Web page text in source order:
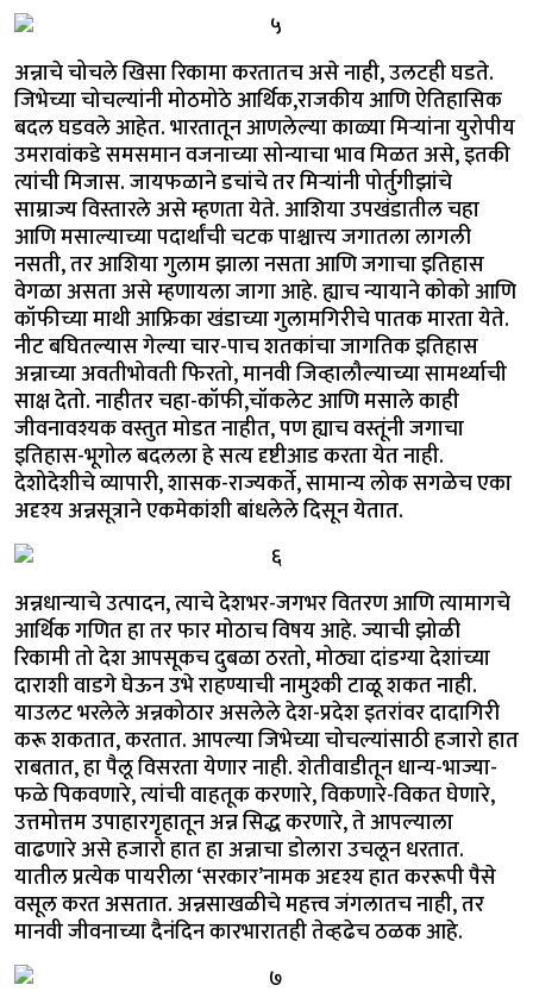
अन्नाचे चोचले खिसा रिकामा करतातच असे नाही, उलटही घडते.
जिभेच्या चोचल्यांनी मोठमोठे आर्थिक,राजकीय आणि ऐतिहासिक
बदल घडवले आहेत. भारतातून आणलेल्या काळ्या मिऱ्यांना युरोपीय
उमरावांकडे समसमान वजनाच्या सोन्याचा भाव मिळत असे, इतकी
त्यांची मिजास. जायफळाने डचांचे तर मिऱ्यांनी पोर्तुगीझांचे
साम्राज्य विस्तारले असे म्हणता येते. आशिया उपखंडातील चहा
आणि मसाल्याच्या पदार्थांची चटक पाश्चात्त्य जगातला लागली
नसती, तर आशिया गुलाम झाला नसता आणि जगाचा इतिहास
वेगळा असता असे म्हणायला जागा आहे. ह्याच न्यायाने कोको आणि
कॉफीच्या माथी आफ्रिका खंडाच्या गुलामगिरीचे पातक मारता येते.
नीट बघितल्यास गेल्या चार-पाच शतकांचा जागतिक इतिहास
अन्नाच्या अवतीभोवती फिरतो, मानवी जिव्हालौल्याच्या सामर्थ्याची
साक्ष देतो. नाहीतर चहा-कॉफी,चॉकलेट आणि मसाले काही
जीवनावश्यक वस्तुत मोडत नाहीत, पण ह्याच वस्तूंनी जगाचा
इतिहास-भूगोल बदलला हे सत्य दृष्टीआड करता येत नाही.
देशोदेशीचे व्यापारी, शासक-राज्यकर्ते, सामान्य लोक सगळेच एका
अदृश्य अन्नसूत्राने एकमेकांशी बांधलेले दिसून येतात.
अन्नधान्याचे उत्पादन, त्याचे देशभर-जगभर वितरण आणि त्यामागचे
आर्थिक गणित हा तर फार मोठाच विषय आहे. ज्याची झोळी
रिकामी तो देश आपसूकच दुबळा ठरतो, मोठ्या दांडग्या देशांच्या
दाराशी वाडगे घेऊन उभे राहण्याची नामुश्की टाळू शकत नाही.
याउलट भरलेले अन्नकोठार असलेले देश-प्रदेश इतरांवर दादागिरी
करू शकतात, करतात. आपल्या जिभेच्या चोचल्यांसाठी हजारो हात
राबतात, हा पैलू विसरता येणार नाही. शेतीवाडीतून धान्य-भाज्या-
फळे पिकवणारे, त्यांची वाहतूक करणारे, विकणारे-विकत घेणारे,
उत्तमोत्तम उपाहारगृहातून अन्न सिद्ध करणारे, ते आपल्याला
वाढणारे असे हजारो हात हा अन्नाचा डोलारा उचलून धरतात.
यातील प्रत्येक पायरीला ‘सरकार’नामक अदृश्य हात कररूपी पैसे
वसूल करत असतात. अन्नसाखळीचे महत्त्व जंगलातच नाही, तर
मानवी जीवनाच्या दैनंदिन कारभारातही तेव्हढेच ठळक आहे.